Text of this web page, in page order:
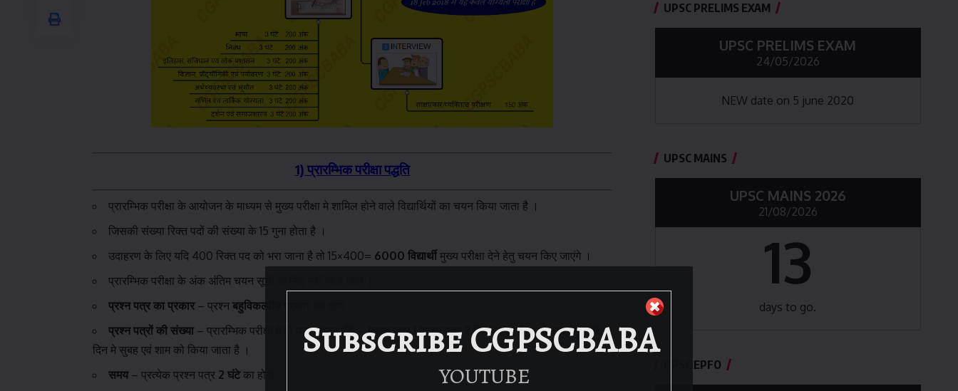
1) प्रारम्भिक परीक्षा पद्धति
प्रारम्भिक परीक्षा के आयोजन के माध्यम से मुख्य परीक्षा मे शामिल होने वाले विद्यार्थियों का चयन किया जाता है ।
जिसकी संख्या रिक्त पदों की संख्या के 15 गुना होता है ।
उदाहरण के लिए यदि 400 रिक्त पद को भरा जाना है तो 15×400= 6000 विद्यार्थीमुख्य परीक्षा देने हेतु चयन किए जाएंगे ।
प्रारम्भिक परीक्षा के अंक अंतिम चयन सूची के लिए नहीं जोड़े जाते ।
प्रश्न पत्र का प्रकार– प्रश्न बहुविकल्पीय
प्रश्न पत्रों की संख्या – प्रारम्भिक परीक्षा मे दो प्रश्न पत्र होंगे –प्रश्न पत्र 1 ,प्रश्न पत्र 2
जिसका आयोजन क्रमश: एक ही
दिन मे सुबह एवं शाम को किया जाता है ।
समय– प्रत्येक प्रश्न पत्र 2 घंटेका होगा
UPSC PRELIMS EXAM
UPSC PRELIMS EXAM
24/05/2026
NEW date on 5 june 2020
UPSC MAINS
UPSC MAINS 2026
21/08/2026
13
days to go.
UPSC EPFO
Subscribe CGPSCBABA
YOUTUBE